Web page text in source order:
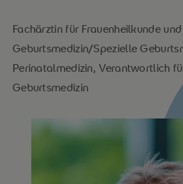
Fachärztin für Frauenheilkunde und
Geburtsmedizin/Spezielle
Perinatalmedizin, Verantwortlich
Geburtsmedizin